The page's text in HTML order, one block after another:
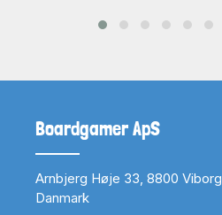
Boardgamer ApS
Arnbjerg Høje 33, 8800 Viborg
Danmark